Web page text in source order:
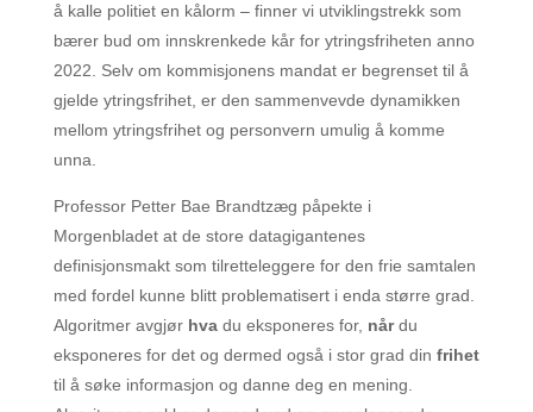
å kalle politiet en kålorm – finner vi utviklingstrekk som
bærer bud om innskrenkede kår for ytringsfriheten anno
2022. Selv om kommisjonens mandat er begrenset til å
gjelde ytringsfrihet, er den sammenvevde dynamikken
mellom ytringsfrihet og personvern umulig å komme
unna.
Professor Petter Bae Brandtzæg påpekte i
Morgenbladet at de store datagigantenes
definisjonsmakt som tilretteleggere for den frie samtalen
med fordel kunne blitt problematisert i enda større grad.
Algoritmer avgjør hvadu eksponeres for, nårdu
eksponeres for det og dermed også i stor grad din frihet
til å søke informasjon og danne deg en mening.